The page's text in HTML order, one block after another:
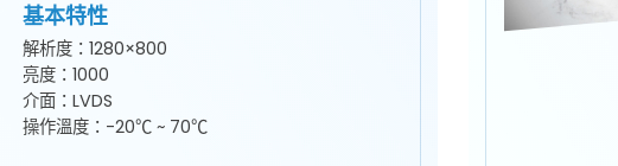
基本特性
解析度：1280×800
亮度：1000
介面：LVDS
操作溫度：-20℃ ~ 70℃